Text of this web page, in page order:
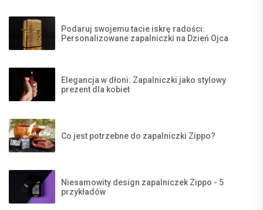
Podaruj swojemu tacie iskrę radości:
Personalizowane zapalniczki na Dzień Ojca
Elegancja w dłoni: Zapalniczki jako stylowy
prezent dla kobiet
Co jest potrzebne do zapalniczki Zippo?
Niesamowity design zapalniczek Zippo - 5
przykładów